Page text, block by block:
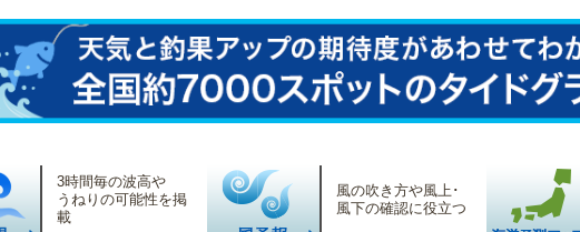
3時間毎の波高や
うねりの可能性を掲
載
風の吹き方や風上･
風下の確認に役立つ